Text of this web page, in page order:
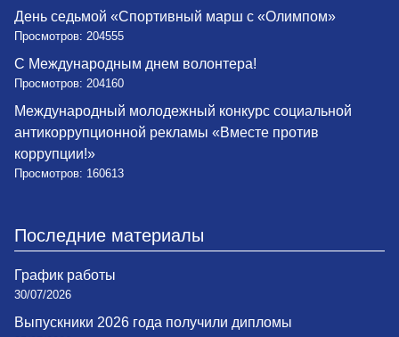
День седьмой «Спортивный марш с «Олимпом»
Просмотров: 204555
С Международным днем волонтера!
Просмотров: 204160
Международный молодежный конкурс социальной
антикоррупционной рекламы «Вместе против
коррупции!»
Просмотров: 160613
Последние материалы
График работы
30/07/2026
Выпускники 2026 года получили дипломы